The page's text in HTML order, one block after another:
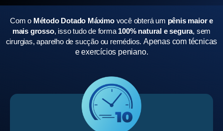
Com o Método Dotado Máximo você obterá um pênis maior e
mais grosso, isso tudo de forma 100% natural e segura, sem
cirurgias, aparelho de sucção ou remédios.Apenas com técnicas
e exercícios peniano.